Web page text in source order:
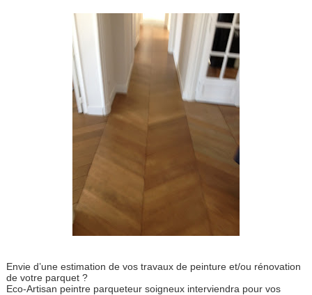
Envie d’une estimation de vos travaux de peinture et/ou rénovation
de votre parquet ?
Eco-Artisan peintre parqueteur soigneux interviendra pour vos